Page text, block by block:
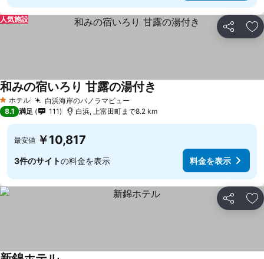
シェア お
人気施設
1 ホテルのランク
ホテル 白浜海岸のパノラマビュー
和みの宿いろり 甘露の湯付き
8.1 満足 111 白浜, 上富田町まで8.2 km
最安値 ￥10,817
3件のサイトの料金を表示 料金を表示
シェア お